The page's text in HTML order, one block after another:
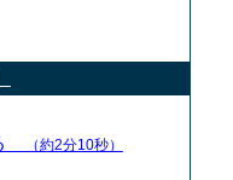
（約2分10秒）